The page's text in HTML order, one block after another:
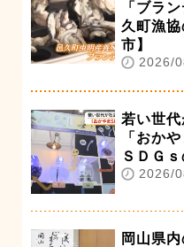
「ブラ
久町漁
市】
2026/
若い世
「おか
ＳＤＧ
2026/
岡山県